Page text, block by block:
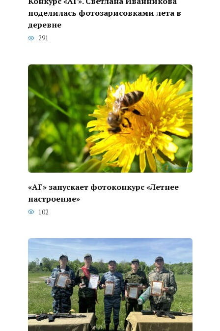
поделилась фотозарисовками лета в
деревне
291
«АГ» запускает фотоконкурс «Летнее
настроение»
102